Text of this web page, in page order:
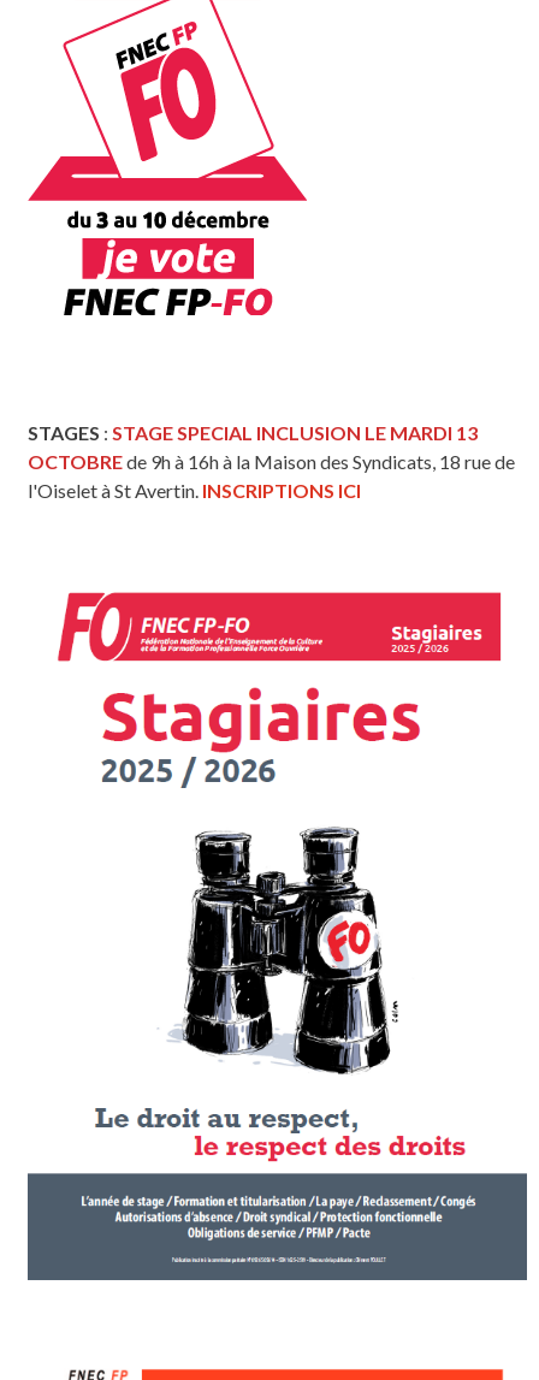
STAGES : STAGE SPECIAL INCLUSION LE MARDI 13
OCTOBREde 9h à 16h à la Maison des Syndicats, 18 rue de
l'Oiselet à St Avertin. INSCRIPTIONS ICI